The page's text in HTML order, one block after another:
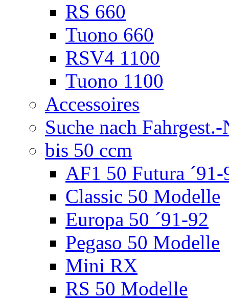
RS 660
Tuono 660
RSV4 1100
Tuono 1100
Accessoires
Suche nach Fahrgest.-
bis 50 ccm
AF1 50 Futura ´91-
Classic 50 Modelle
Europa 50 ´91-92
Pegaso 50 Modelle
Mini RX
RS 50 Modelle